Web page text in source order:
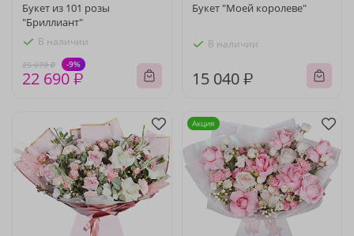
Букет из 101 розы
"Бриллиант"
В наличии
25 070 ₽ -9%
22 690 ₽
Букет "Моей королеве"
В наличии
15 040 ₽
Акция